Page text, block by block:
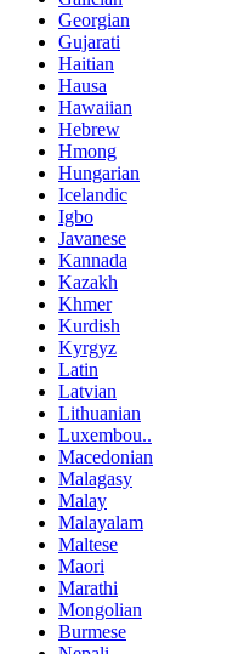
Georgian
Gujarati
Haitian
Hausa
Hawaiian
Hebrew
Hmong
Hungarian
Icelandic
Igbo
Javanese
Kannada
Kazakh
Khmer
Kurdish
Kyrgyz
Latin
Latvian
Lithuanian
Luxembou..
Macedonian
Malagasy
Malay
Malayalam
Maltese
Maori
Marathi
Mongolian
Burmese